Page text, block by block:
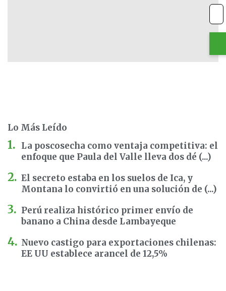
Lo Más Leído
La poscosecha como ventaja competitiva: el
enfoque que Paula del Valle lleva dos dé (...)
El secreto estaba en los suelos de Ica, y
Montana lo convirtió en una solución de (...)
Perú realiza histórico primer envío de
banano a China desde Lambayeque
Nuevo castigo para exportaciones chilenas:
EE UU establece arancel de 12,5%